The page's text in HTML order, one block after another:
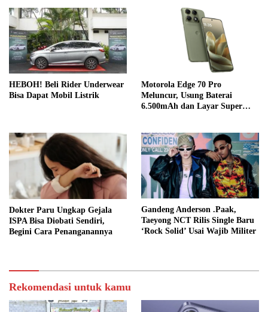
HEBOH! Beli Rider Underwear
Bisa Dapat Mobil Listrik
Motorola Edge 70 Pro
Meluncur, Usung Baterai
6.500mAh dan Layar Super
Dokter Paru Ungkap Gejala
ISPA Bisa Diobati Sendiri,
Begini Cara Penanganannya
Gandeng Anderson .Paak,
Taeyong NCT Rilis Single Baru
‘Rock Solid’ Usai Wajib Militer
Rekomendasi untuk kamu